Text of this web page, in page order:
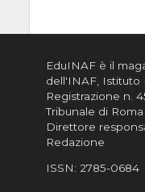
EduINAF è il
dell'INAF, Istituto
Registrazione n.
Tribunale di Roma
Direttore
Redazione
ISSN: 2785-0684